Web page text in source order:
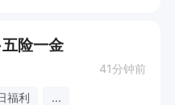
险一金
41分钟前
福利 ...